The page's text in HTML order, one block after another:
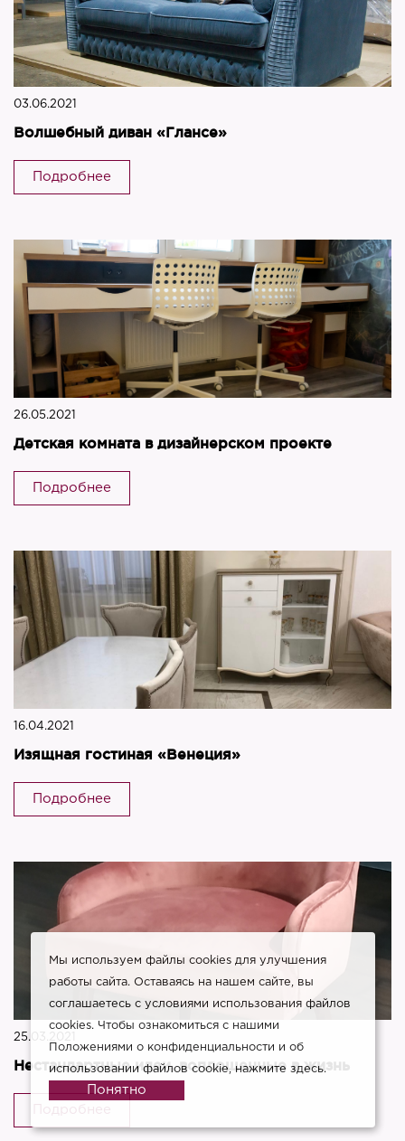
03.06.2021
Волшебный диван «Глансе»
Подробнее
26.05.2021
Детская комната в дизайнерском проекте
Подробнее
16.04.2021
Изящная гостиная «Венеция»
Подробнее
25.03.2021
Нестандартные идеи, воплощенные в жизнь
Подробнее
Мы используем файлы cookies для улучшения
работы сайта. Оставаясь на нашем сайте, вы
соглашаетесь с условиями использования файлов
cookies. Чтобы ознакомиться с нашими
Положениями о конфиденциальности и об
использовании файлов cookie,нажмите здесь.
Понятно